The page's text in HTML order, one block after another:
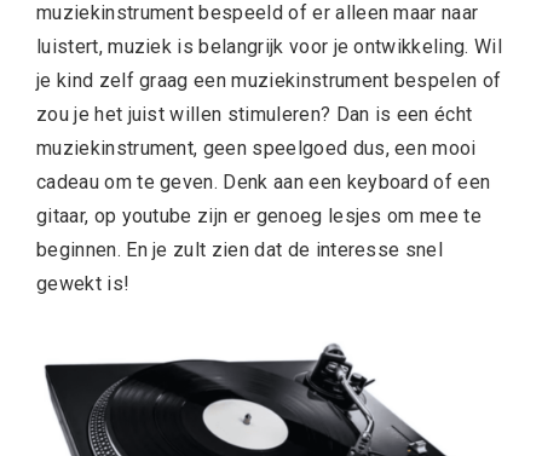
muziekinstrument bespeeld of er alleen maar naar
luistert, muziek is belangrijk voor je ontwikkeling. Wil
je kind zelf graag eenmuziekinstrument bespelen of
zou je het juist willen stimuleren? Dan is een écht
muziekinstrument, geen speelgoed dus, een mooi
cadeau om te geven. Denk aan een keyboard of een
gitaar, op youtube zijn er genoeg lesjes om mee te
beginnen. En je zult zien dat de interesse snel
gewekt is!